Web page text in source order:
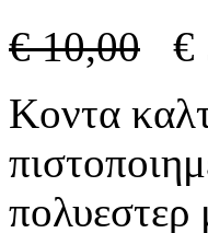
€10,00 €
Κοντα
πολυεστερ